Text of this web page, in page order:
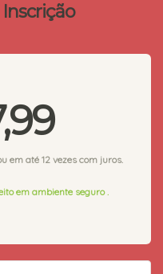
Inscrição
em até 12 vezes com juros.
em ambiente seguro .